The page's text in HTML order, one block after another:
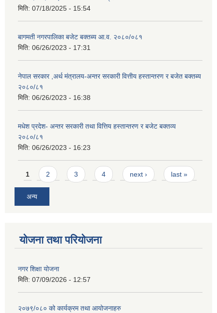
मिति: 07/18/2025 - 15:54
बागमती नगरपालिका बजेट बक्तब्य आ.व. २०८०/०८१
मिति: 06/26/2023 - 17:31
नेपाल सरकार ,अर्थ मंत्रालय-अन्तर सरकारी वित्तीय हस्तान्तरण र बजेत बक्तब्य
२०८०/८१
मिति: 06/26/2023 - 16:38
मधेश प्रदेश- अन्तर सरकारी तथा वित्तिय हस्तान्तरण र बजेट बक्तव्य
२०८०/८१
मिति: 06/26/2023 - 16:23
Pages
1 2 3 4 next › last »
अन्य
योजना तथा परियोजना
नगर शिक्षा योजना
मिति: 07/09/2026 - 12:57
२०७९/०८० को कार्यक्रम तथा आयोजनाहरु